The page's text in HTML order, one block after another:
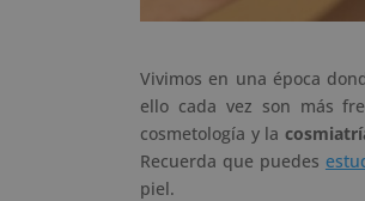
Vivimos en una época
ello cada vez son más
cosmetología y la
Recuerda que puedes
piel.